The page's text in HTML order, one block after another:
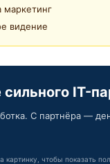
маркетинг
видение
IT-
С партнёра —
картинку, чтобы показать